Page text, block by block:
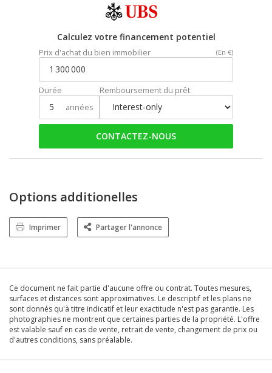
Calculez votre financement potentiel
Prix d'achat du bien immobilier (En €)
Durée
années
Remboursement du prêt
CONTACTEZ-NOUS
Options additionelles
Imprimer Partager l'annonce
Ce document ne fait partie d'aucune offre ou contrat. Toutes mesures,
surfaces et distances sont approximatives. Le descriptif et les plans ne
sont donnés qu'à titre indicatif et leur exactitude n'est pas garantie. Les
photographies ne montrent que certaines parties de la propriété. L'offre
est valable sauf en cas de vente, retrait de vente, changement de prix ou
d'autres conditions, sans préalable.